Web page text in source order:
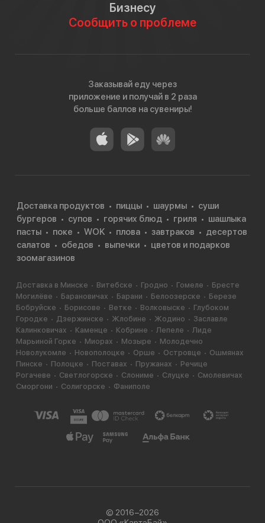
Бизнесу
Сообщить о проблеме
Заказывай еду через
приложение и получай в 2 раза
больше баллов на сувениры!
Доставка продуктов пиццы шаурмы
суши
бургеров
супов горячих блюд гриля
шашлыка
пасты
поке WOK плова завтраков
десертов
салатов
обедов выпечки
цветов и подарков
зоомагазинов
Доставка в Минске Витебске Гродно Гомеле
Бресте
Могилёве
Барановичах Барани Белоозерске
Березе
Бобруйске
Борисове Ветке Волковыске
Глубоком
Городке
Дзержинске Жлобине Жодино
Заславле
Калинковичах
Каменце Кобрине Лепеле
Лиде
Марьиной Горке
Миорах Мозыре
Молодечно
Новолукомле
Новополоцке Орше Островце
Ошмянах
Пинске
Полоцке Поставах Пружанах
Речице
Рогачеве
Светлогорске Слониме Слуцке
Смолевичах
Сморгони
Солигорске Фаниполе
© 2016−2026